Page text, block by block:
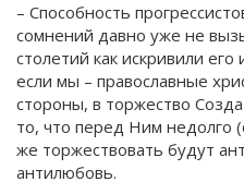
– Способность
сомнений давно уже не
столетий как искривили
если мы – православные
стороны, в торжество
то, что перед Ним недолго
же торжествовать будут
антилюбовь.